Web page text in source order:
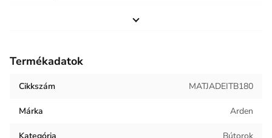
Termék súlya
Keret anyaga Zsákrugó
Kárpit anyaga Szövet
Termékadatok
Cikkszám MATJADEITB180
Márka Arden